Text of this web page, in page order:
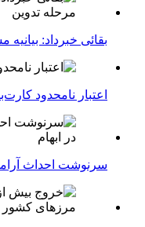
بقائی خبرداد:
اعتبار نامحدود
سرنوشت احداث